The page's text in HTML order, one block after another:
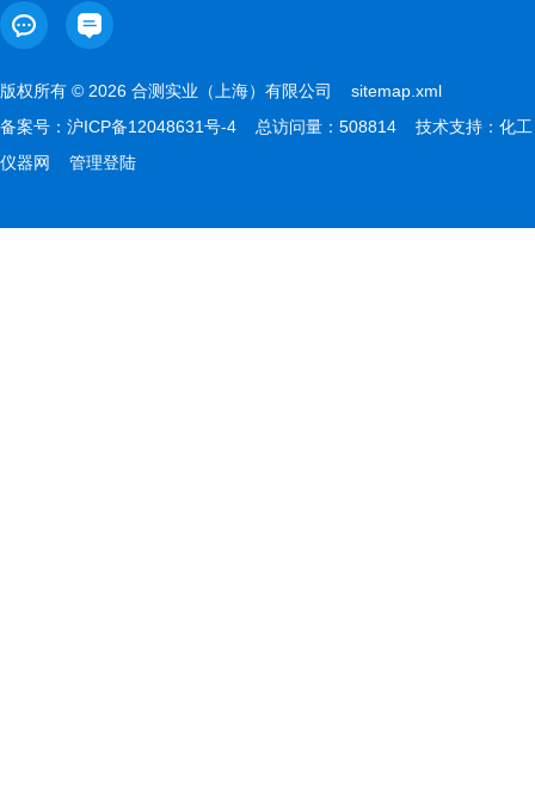
版权所有 © 2026 合测实业（上海）有限公司 sitemap.xml
备案号： 沪ICP备12048631号-4 总访问量：508814 技术支持： 化工
仪器网
管理登陆